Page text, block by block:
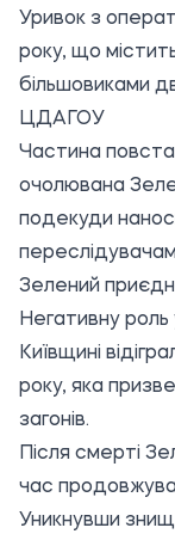
Уривок з
року, що
більшовиками
ЦДАГОУ
Частина
очолювана
подекуди
Зелений
Негативну роль
Київщині
року, яка
загонів.
Після смерті
час
Уникнувши